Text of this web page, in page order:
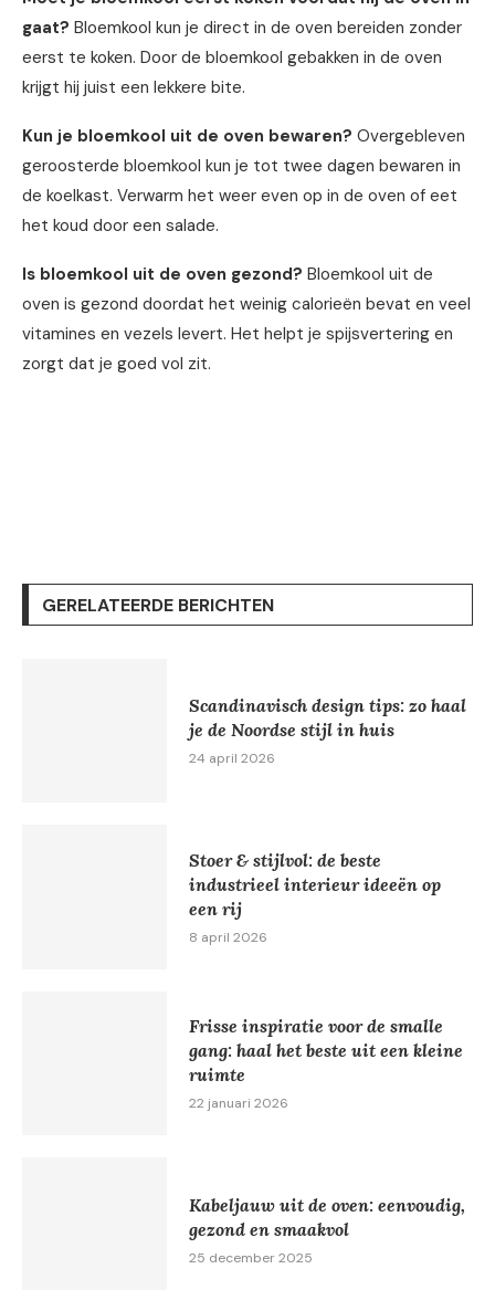
gaat? Bloemkool kun je direct in de oven bereiden zonder
eerst te koken. Door de bloemkool gebakken in de oven
krijgt hij juist een lekkere bite.
Kun je bloemkool uit de oven bewaren? Overgebleven
geroosterde bloemkool kun je tot twee dagen bewaren in
de koelkast. Verwarm het weer even op in de oven of eet
het koud door een salade.
Is bloemkool uit de oven gezond? Bloemkool uit de
oven is gezond doordat het weinig calorieën bevat en veel
vitamines en vezels levert. Het helpt je spijsvertering en
zorgt dat je goed vol zit.
GERELATEERDE BERICHTEN
Scandinavisch design tips: zo haal
je de Noordse stijl in huis
24 april 2026
Stoer & stijlvol: de beste
industrieel interieur ideeën op
een rij
8 april 2026
Frisse inspiratie voor de smalle
gang: haal het beste uit een kleine
ruimte
22 januari 2026
Kabeljauw uit de oven: eenvoudig,
gezond en smaakvol
25 december 2025